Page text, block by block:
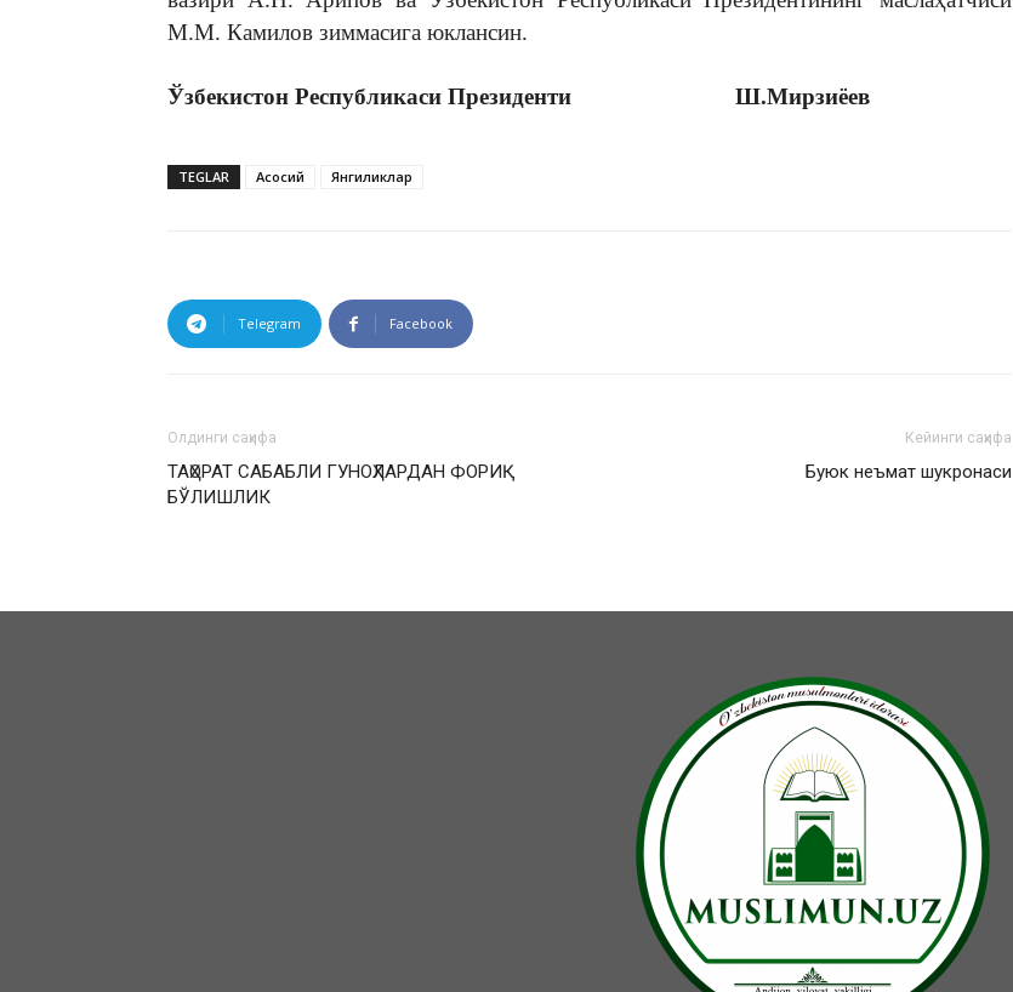
М.М. Камилов зиммасига юклансин.
Ўзбекистон Республикаси Президенти Ш.Мирзиёев
TEGLAR Асосий Янгиликлар
Telegram Facebook
Олдинги саҳифа
ТАҲОРАТ САБАБЛИ ГУНОҲЛАРДАН ФОРИҚ
БЎЛИШЛИК
Кейинги саҳифа
Буюк неъмат шукронаси